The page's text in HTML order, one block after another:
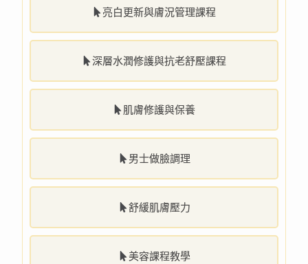
亮白更新與膚況管理課程
深層水潤修護與抗老舒壓課程
肌膚修護與保養
男士做臉調理
舒緩肌膚壓力
美容課程教學